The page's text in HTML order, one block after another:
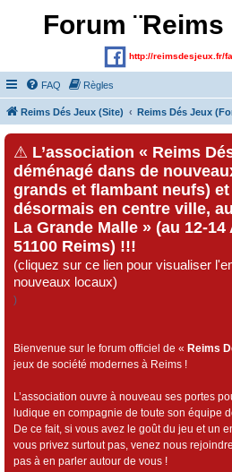
Forum ¨Reims
http://reimsdesjeux.fr/
FAQ Règles
Reims Dés Jeux (Site) Reims Dés Jeux
⚠ L’association « Reims
déménagé dans de
grands et flambant neufs)
désormais en centre ville,
La Grande Malle » (au 12-
51100 Reims) !!!
(cliquez sur ce lien pour visualiser
nouveaux locaux)
)
Bienvenue sur le forum officiel de « Reims
jeux de société modernes à Reims !
L’association ouvre à nouveau ses portes
ludique en compagnie de toute son équipe
De ce fait, si vous avez le goût du jeu et un
vous privez surtout pas, venez nous
pas à en parler autour de vous !